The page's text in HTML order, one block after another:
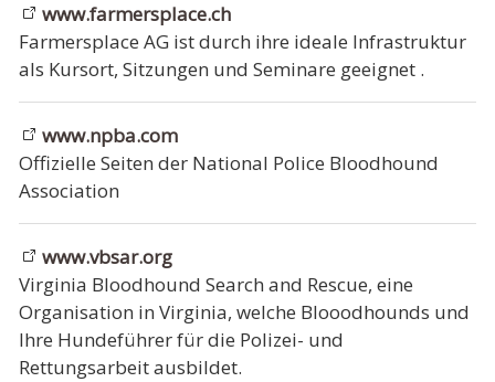
www.farmersplace.ch
Farmersplace AG ist durch ihre ideale Infrastruktur
als Kursort, Sitzungen und Seminare geeignet .
www.npba.com
Offizielle Seiten der National Police Bloodhound
Association
www.vbsar.org
Virginia Bloodhound Search and Rescue, eine
Organisation in Virginia, welche Blooodhounds und
Ihre Hundeführer für die Polizei- und
Rettungsarbeit ausbildet.